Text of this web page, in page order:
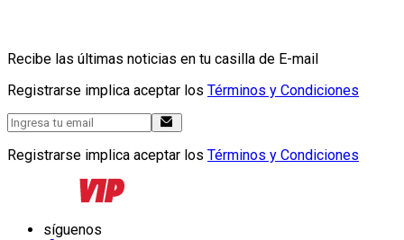
Recibe las últimas noticias en tu casilla de E-mail
Registrarse implica aceptar los Términos y Condiciones
Registrarse implica aceptar los Términos y Condiciones
síguenos